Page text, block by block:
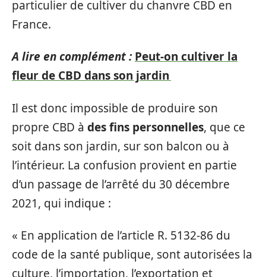
particulier de cultiver du chanvre CBD en
France.
A lire en complément : Peut-on cultiver la
fleur de CBD dans son jardin
Il est donc impossible de produire son
propre CBD à des fins personnelles, que ce
soit dans son jardin, sur son balcon ou à
l’intérieur. La confusion provient en partie
d’un passage de l’arrêté du 30 décembre
2021, qui indique :
« En application de l’article R. 5132-86 du
code de la santé publique, sont autorisées la
culture, l’importation, l’exportation et